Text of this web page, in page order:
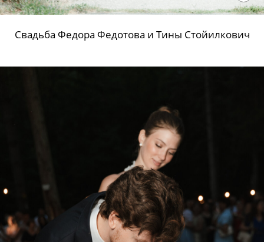
Свадьба Федора Федотова и Тины Стойилкович